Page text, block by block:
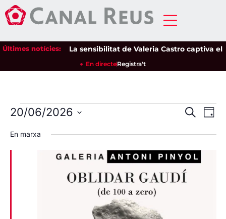
Últimes notícies:La sensibilitat de Valeria Castro captiva el
En directeRegistra't
i
cerca
CercaDia
20/06/2026
una
data.
En marxa